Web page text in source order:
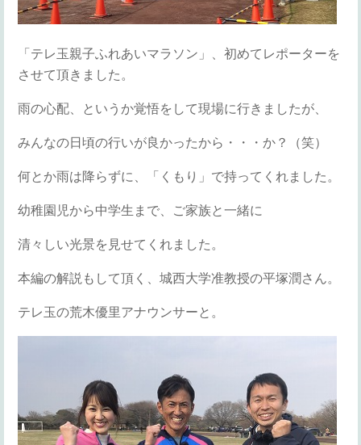
「テレ玉親子ふれあいマラソン」、初めてレポーターを
させて頂きました。
雨の心配、というか覚悟をして現場に行きましたが、
みんなの日頃の行いが良かったから・・・か？（笑）
何とか雨は降らずに、「くもり」で持ってくれました。
幼稚園児から中学生まで、ご家族と一緒に
清々しい光景を見せてくれました。
本編の解説もして頂く、城西大学准教授の平塚潤さん。
テレ玉の荒木優里アナウンサーと。